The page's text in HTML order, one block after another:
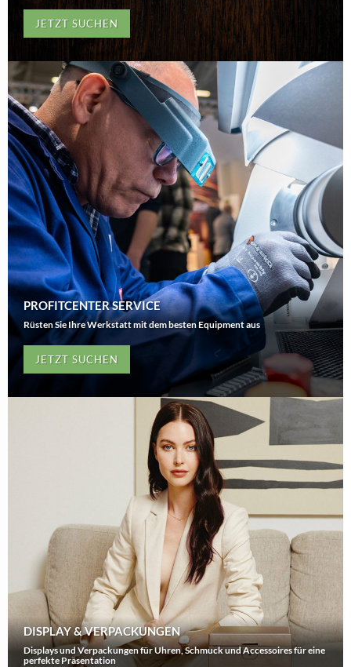
JETZT SUCHEN
PROFITCENTER SERVICE
Rüsten Sie Ihre Werkstatt mit dem besten Equipment aus
JETZT SUCHEN
DISPLAY & VERPACKUNGEN
Displays und Verpackungen für Uhren, Schmuck und Accessoires für eine
perfekte Präsentation